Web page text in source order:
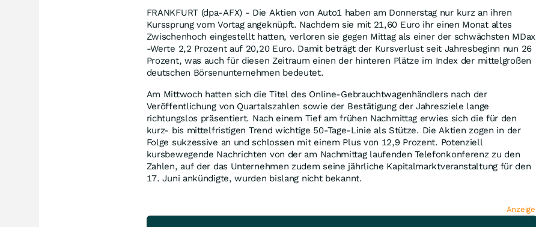
FRANKFURT (dpa-AFX) - Die Aktien von Auto1 haben am Donnerstag nur kurz an ihren
Kurssprung vom Vortag angeknüpft. Nachdem sie mit 21,60 Euro ihr einen Monat altes
Zwischenhoch eingestellt hatten, verloren sie gegen Mittag als einer der schwächsten MDax
-Werte 2,2 Prozent auf 20,20 Euro. Damit beträgt der Kursverlust seit Jahresbeginn nun 26
Prozent, was auch für diesen Zeitraum einen der hinteren Plätze im Index der mittelgroßen
deutschen Börsenunternehmen bedeutet.
Am Mittwoch hatten sich die Titel des Online-Gebrauchtwagenhändlers nach der
Veröffentlichung von Quartalszahlen sowie der Bestätigung der Jahresziele lange
richtungslos präsentiert. Nach einem Tief am frühen Nachmittag erwies sich die für den
kurz- bis mittelfristigen Trend wichtige 50-Tage-Linie als Stütze. Die Aktien zogen in der
Folge sukzessive an und schlossen mit einem Plus von 12,9 Prozent. Potenziell
kursbewegende Nachrichten von der am Nachmittag laufenden Telefonkonferenz zu den
Zahlen, auf der das Unternehmen zudem seine jährliche Kapitalmarktveranstaltung für den
17. Juni ankündigte, wurden bislang nicht bekannt.
Anzeige